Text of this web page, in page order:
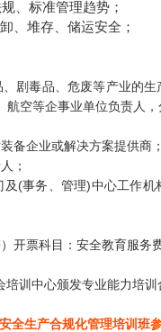
、标准管理趋势；
、堆存、储运安全；
剧毒品、危废等产业的
空等企事业单位负责人
备企业或解决方案提供商
；
(事务、管理)中心工作
开票科目：安全教育服务
训中心颁发专业能力培
全生产合规化管理培训班